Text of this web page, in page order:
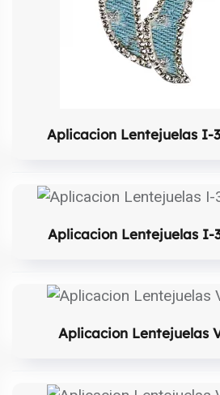
Aplicacion Lentejuelas I-
Aplicacion Lentejuelas I-
Aplicacion Lentejuelas